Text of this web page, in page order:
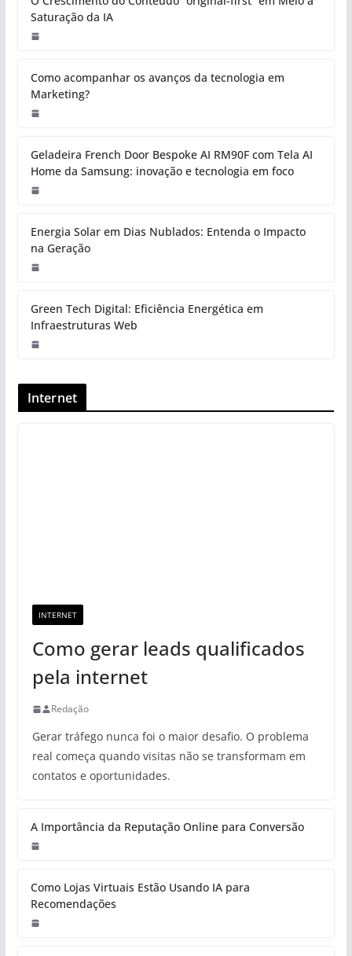
Saturação da IA
Como acompanhar os avanços da tecnologia em
Marketing?
Geladeira French Door Bespoke AI RM90F com Tela AI
Home da Samsung: inovação e tecnologia em foco
Energia Solar em Dias Nublados: Entenda o Impacto
na Geração
Green Tech Digital: Eficiência Energética em
Infraestruturas Web
Internet
INTERNET
Como gerar leads qualificados
pela internet
Redação
Gerar tráfego nunca foi o maior desafio. O problema
real começa quando visitas não se transformam em
contatos e oportunidades.
A Importância da Reputação Online para Conversão
Como Lojas Virtuais Estão Usando IA para
Recomendações